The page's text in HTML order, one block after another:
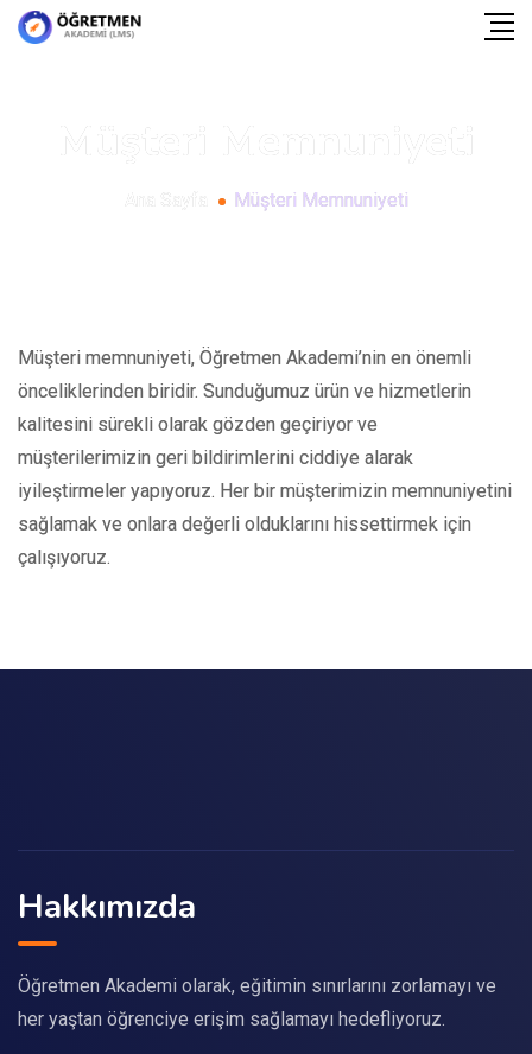
Müşteri Memnuniyeti
Müşteri memnuniyeti, Öğretmen Akademi’nin en önemli
önceliklerinden biridir. Sunduğumuz ürün ve hizmetlerin
kalitesini sürekli olarak gözden geçiriyor ve
müşterilerimizin geri bildirimlerini ciddiye alarak
iyileştirmeler yapıyoruz. Her bir müşterimizin memnuniyetini
sağlamak ve onlara değerli olduklarını hissettirmek için
çalışıyoruz.
Hakkımızda
Öğretmen Akademi olarak, eğitimin sınırlarını zorlamayı ve
her yaştan öğrenciye erişim sağlamayı hedefliyoruz.